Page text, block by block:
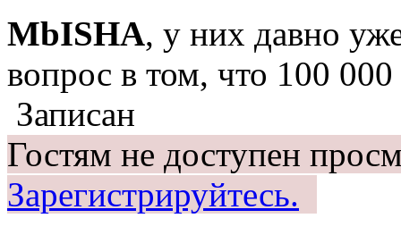
MbISHA, у них давно
вопрос в том, что 100
Записан
Гостям не доступен
Зарегистрируйтесь.